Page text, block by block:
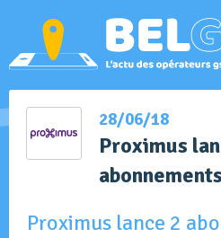
28/06/18
Proximus
Proximus lance 2